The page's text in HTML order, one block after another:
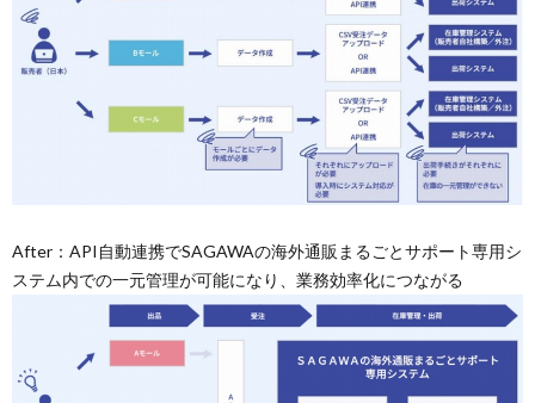
After：API自動連携でSAGAWAの海外通販まるごとサポート専用シ
ステム内での一元管理が可能になり、業務効率化につながる